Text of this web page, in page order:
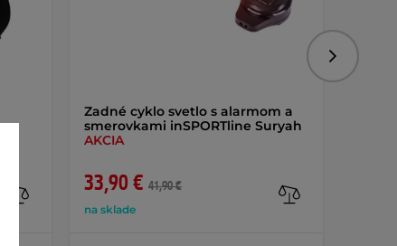
Zadné cyklo svetlo s alarmom a
smerovkami inSPORTline Suryah
AKCIA
33,90 € 41,90 €
na sklade